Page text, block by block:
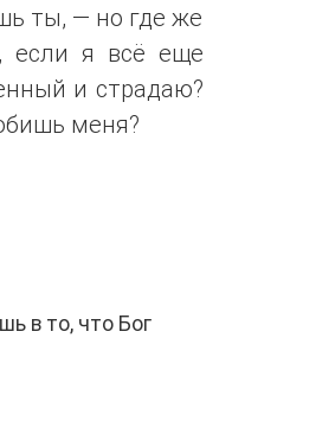
ты, — но где же
если я всё еще
и страдаю?
меня?
в то, что Бог